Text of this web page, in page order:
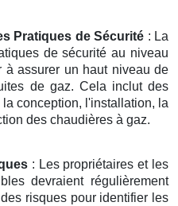
Pratiques de Sécurité : La
de sécurité au niveau
à assurer un haut niveau de
de gaz. Cela inclut des
conception, l'installation, la
des chaudières à gaz.
: Les propriétaires et les
devraient régulièrement
risques pour identifier les